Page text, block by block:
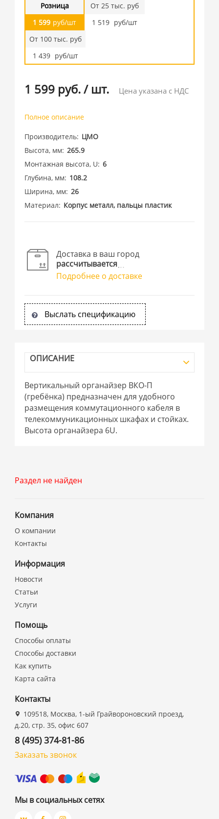
Розница
1 599 руб/шт
От 25 тыс. руб
1 519 руб/шт
От 100 тыс. руб
1 439 руб/шт
1 599 руб./ шт. Цена указана с НДС
Полное описание
Производитель ЦМО
Высота, мм 265.9
Монтажная высота, U 6
Глубина, мм
108.2
Ширина, мм 26
Материал
Корпус металл, пальцы пластик
Доставка в ваш город
рассчитывается
Подробнее о доставке
Выслать спецификацию
ОПИСАНИЕ
Вертикальный органайзер ВКО-П
(гребёнка) предназначен для удобного
размещения коммутационного кабеля в
телекоммуникационных шкафах и стойках.
Высота органайзера 6U.
Раздел не найден
Компания
О компании
Контакты
Информация
Новости
Статьи
Услуги
Помощь
Способы оплаты
Способы доставки
Как купить
Карта сайта
Контакты
109518, Москва, 1-ый Грайвороновский проезд,
д.20, стр. 35, офис 607
8 (495) 374-81-86
Заказать звонок
Мы в социальных сетях